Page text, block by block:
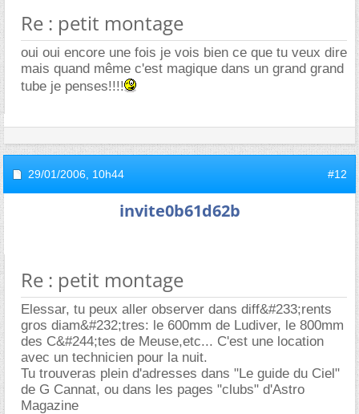
Re : petit montage
oui oui encore une fois je vois bien ce que tu veux dire
mais quand même c'est magique dans un grand grand
tube je penses!!!!
29/01/2006, 10h44 #12
invite0b61d62b
Re : petit montage
Elessar, tu peux aller observer dans diff&#233;rents
gros diam&#232;tres: le 600mm de Ludiver, le 800mm
des C&#244;tes de Meuse,etc... C'est une location
avec un technicien pour la nuit.
Tu trouveras plein d'adresses dans "Le guide du Ciel"
de G Cannat, ou dans les pages "clubs" d'Astro
Magazine